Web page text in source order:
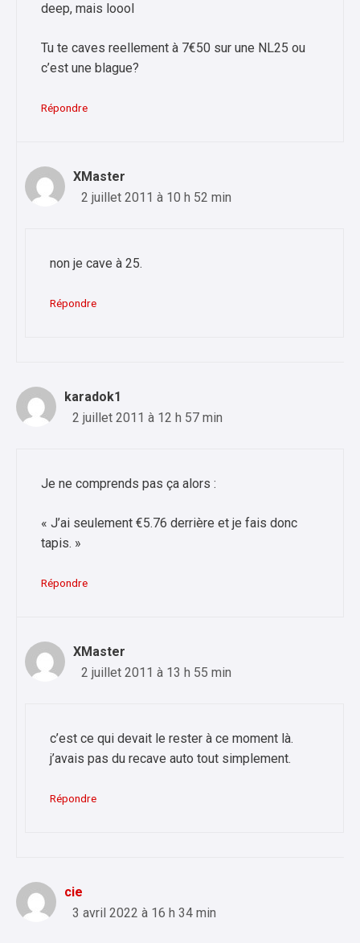
deep, mais loool
Tu te caves reellement à 7€50 sur une NL25 ou
c’est une blague?
Répondre
XMaster
2 juillet 2011 à 10 h 52 min
non je cave à 25.
Répondre
karadok1
2 juillet 2011 à 12 h 57 min
Je ne comprends pas ça alors :
« J’ai seulement €5.76 derrière et je fais donc
tapis. »
Répondre
XMaster
2 juillet 2011 à 13 h 55 min
c’est ce qui devait le rester à ce moment là.
j’avais pas du recave auto tout simplement.
Répondre
cie
3 avril 2022 à 16 h 34 min